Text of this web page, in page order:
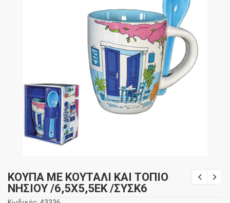
ΚΟΥΠΑ ΜΕ ΚΟΥΤΑΛΙ ΚΑΙ ΤΟΠΙΟ
ΝΗΣΙΟΥ /6,5Χ5,5ΕΚ /ΣΥΣΚ6